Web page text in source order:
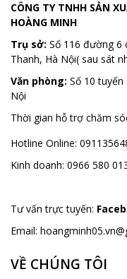
CÔNG TY TNHH SẢN
HOÀNG MINH
Trụ sở: Số 116 đường 6
Thanh, Hà Nội( sau sát
Văn phòng: Số 10 tuyến
Nội
Thời gian hỗ trợ chăm
Hotline Online:
Kinh doanh: 0966 580
Tư vấn trực tuyến:
Email:
VỀ CHÚNG TÔI